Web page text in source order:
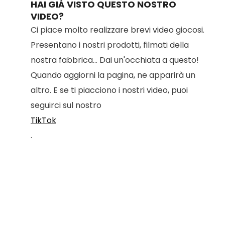
HAI GIÀ VISTO QUESTO NOSTRO
VIDEO?
Ci piace molto realizzare brevi video giocosi.
Presentano i nostri prodotti, filmati della
nostra fabbrica... Dai un'occhiata a questo!
Quando aggiorni la pagina, ne apparirà un
altro. E se ti piacciono i nostri video, puoi
seguirci sul nostro
TikTok
.